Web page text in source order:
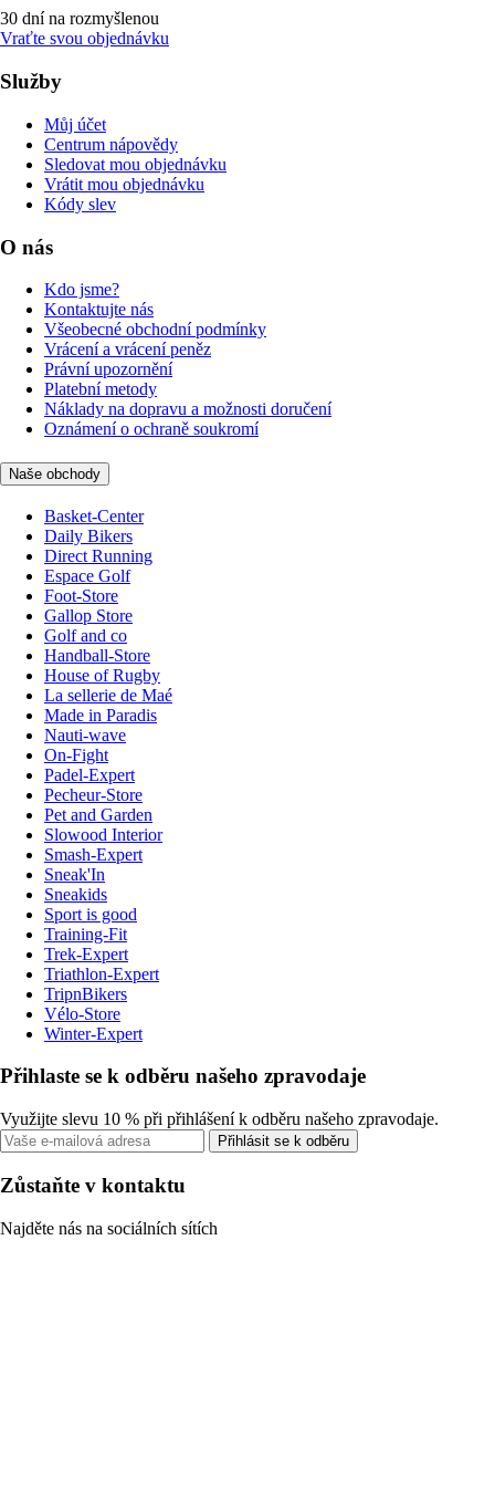
30 dní na rozmyšlenou
Vraťte svou objednávku
Služby
Můj účet
Centrum nápovědy
Sledovat mou objednávku
Vrátit mou objednávku
Kódy slev
O nás
Kdo jsme?
Kontaktujte nás
Všeobecné obchodní podmínky
Vrácení a vrácení peněz
Právní upozornění
Platební metody
Náklady na dopravu a možnosti doručení
Oznámení o ochraně soukromí
Naše obchody
Basket-Center
Daily Bikers
Direct Running
Espace Golf
Foot-Store
Gallop Store
Golf and co
Handball-Store
House of Rugby
La sellerie de Maé
Made in Paradis
Nauti-wave
On-Fight
Padel-Expert
Pecheur-Store
Pet and Garden
Slowood Interior
Smash-Expert
Sneak'In
Sneakids
Sport is good
Training-Fit
Trek-Expert
Triathlon-Expert
TripnBikers
Vélo-Store
Winter-Expert
Přihlaste se k odběru našeho zpravodaje
Využijte slevu 10 % při přihlášení k odběru našeho zpravodaje.
Přihlásit se k odběru
Zůstaňte v kontaktu
Najděte nás na sociálních sítích